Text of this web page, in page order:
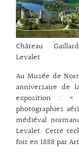
Château
Levalet
Au Musée de
anniversaire de
exposition : «
photographies
médiéval
Levalet. Cette
fois en 1888 par